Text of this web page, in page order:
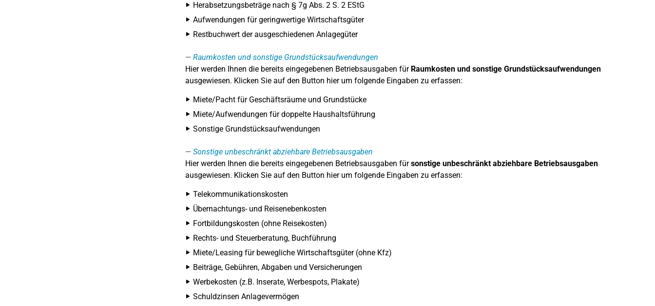
Herabsetzungsbeträge nach § 7g Abs. 2 S. 2 EStG
Aufwendungen für geringwertige Wirtschaftsgüter
Restbuchwert der ausgeschiedenen Anlagegüter
Raumkosten und sonstige Grundstücksaufwendungen
Hier werden Ihnen die bereits eingegebenen Betriebsausgaben fürRaumkosten und sonstige Grundstücksaufwendungen
ausgewiesen. Klicken Sie auf den Button hier um folgende Eingaben zu erfassen:
Miete/Pacht für Geschäftsräume und Grundstücke
Miete/Aufwendungen für doppelte Haushaltsführung
Sonstige Grundstücksaufwendungen
Sonstige unbeschränkt abziehbare Betriebsausgaben
Hier werden Ihnen die bereits eingegebenen Betriebsausgaben fürsonstige unbeschränkt abziehbare Betriebsausgaben
ausgewiesen. Klicken Sie auf den Button hier um folgende Eingaben zu erfassen:
Telekommunikationskosten
Übernachtungs- und Reisenebenkosten
Fortbildungskosten (ohne Reisekosten)
Rechts- und Steuerberatung, Buchführung
Miete/Leasing für bewegliche Wirtschaftsgüter (ohne Kfz)
Beiträge, Gebühren, Abgaben und Versicherungen
Werbekosten (z.B. Inserate, Werbespots, Plakate)
Schuldzinsen Anlagevermögen